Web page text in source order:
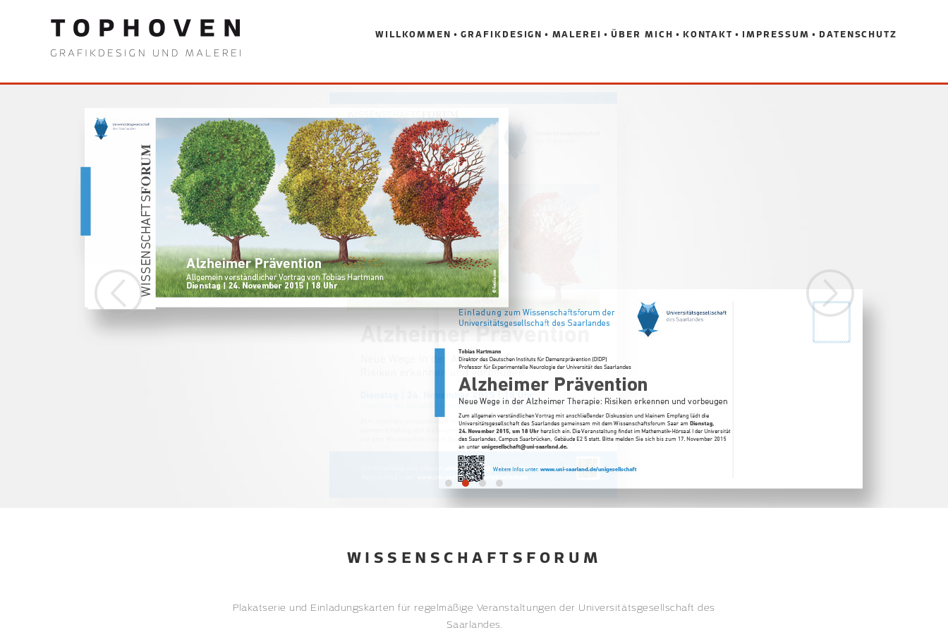
WILLKOMMEN GRAFIKDESIGN MALEREI ÜBER MICH KONTAKT IMPRESSUM DATENSCHUTZ
WISSENSCHAFTSFORUM
Plakatserie und Einladungskarten für regelmäßige Veranstaltungen der Universitätsgesellschaft des
Saarlandes.